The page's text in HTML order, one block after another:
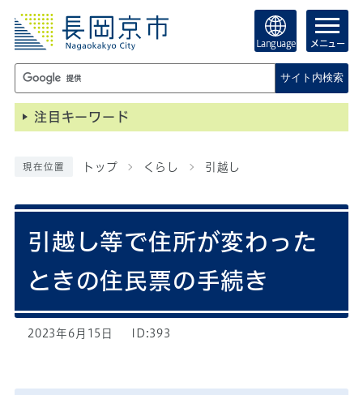
Language メニュー
サイト内検索
注目キーワード
現在位置 トップ くらし 引越し
引越し等で住所が変わった
ときの住民票の手続き
2023年6月15日 ID:393